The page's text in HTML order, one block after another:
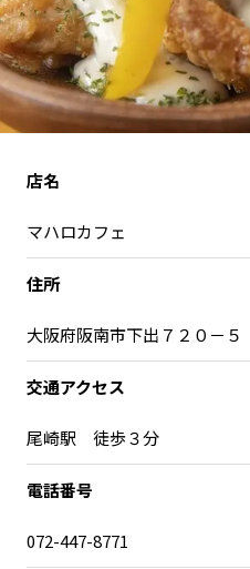
山口エリア
香川エリア
高知エリア
佐賀エリア
沖縄エリア
カテゴリから探す
特集コンテンツ
MILCプロジェクト
Localist
地域豆知識
店名
マハロカフェ
住所
大阪府阪南市下出７２０－
交通アクセス
尾崎駅 徒歩３分
電話番号
072-447-8771